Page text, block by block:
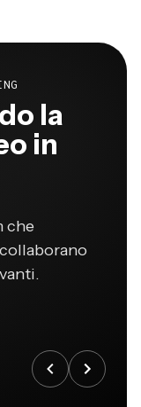
la
in
che